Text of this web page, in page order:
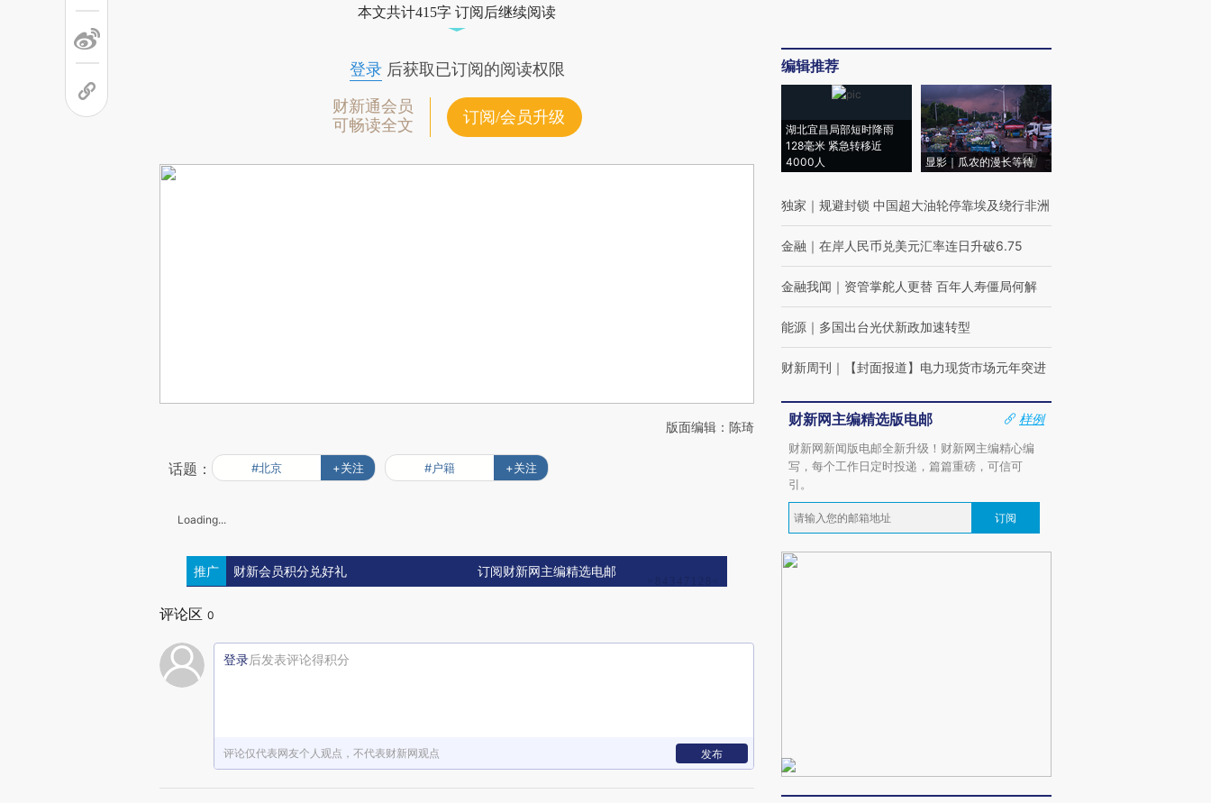
本文共计415字 订阅后继续阅读
登录后获取已订阅的阅读权限
财新通会员
可畅读全文
订阅/会员升级
版面编辑：陈琦
话题： #北京 +关注 #户籍 +关注
Loading...
推广 财新会员积分兑好礼 订阅财新网主编精选电邮
评论区 0
登录后发表评论得积分
评论仅代表网友个人观点，不代表财新网观点 发布
编辑推荐
湖北宜昌局部短时降雨
128毫米 紧急转移近
4000人
显影｜瓜农的漫长等待
独家 ｜ 规避封锁 中国超大油轮停靠埃及绕行非洲
金融 ｜ 在岸人民币兑美元汇率连日升破6.75
金融我闻 ｜ 资管掌舵人更替 百年人寿僵局何解
能源 ｜ 多国出台光伏新政加速转型
财新周刊 ｜ 【封面报道】电力现货市场元年突进
财新网主编精选版电邮
样例
财新网新闻版电邮全新升级！财新网主编精心编
写，每个工作日定时投递，篇篇重磅，可信可
引。
订阅